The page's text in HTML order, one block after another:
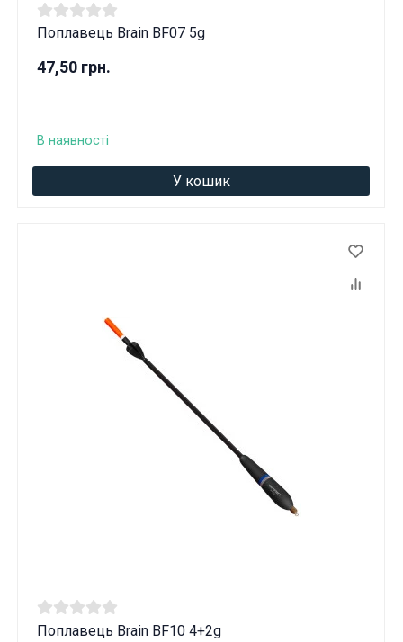
Поплавець Brain BF07 5g
47,50 грн.
В наявності
У кошик
Поплавець Brain BF10 4+2g